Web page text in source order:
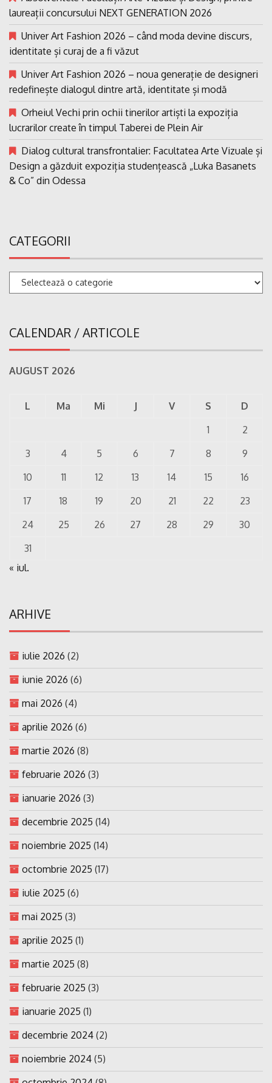
laureații concursului NEXT GENERATION 2026
Univer Art Fashion 2026 – când moda devine discurs,
identitate și curaj de a fi văzut
Univer Art Fashion 2026 – noua generație de designeri
redefinește dialogul dintre artă, identitate și modă
Orheiul Vechi prin ochii tinerilor artiști la expoziția
lucrarilor create în timpul Taberei de Plein Air
Dialog cultural transfrontalier: Facultatea Arte Vizuale și
Design a găzduit expoziția studențească „Luka Basanets
& Co” din Odessa
CATEGORII
Categorii
CALENDAR / ARTICOLE
AUGUST 2026
L Ma Mi J V S
D
1
2
3
4 5 6 7 8
9
10
11 12 13 14 15
16
17
18 19 20 21 22
23
24
25 26 27 28 29
30
31
« iul.
ARHIVE
iulie 2026 (2)
iunie 2026 (6)
mai 2026 (4)
aprilie 2026 (6)
martie 2026 (8)
februarie 2026 (3)
ianuarie 2026 (3)
decembrie 2025 (14)
noiembrie 2025 (14)
octombrie 2025 (17)
iulie 2025 (6)
mai 2025 (3)
aprilie 2025 (1)
martie 2025 (8)
februarie 2025 (3)
ianuarie 2025 (1)
decembrie 2024 (2)
noiembrie 2024 (5)